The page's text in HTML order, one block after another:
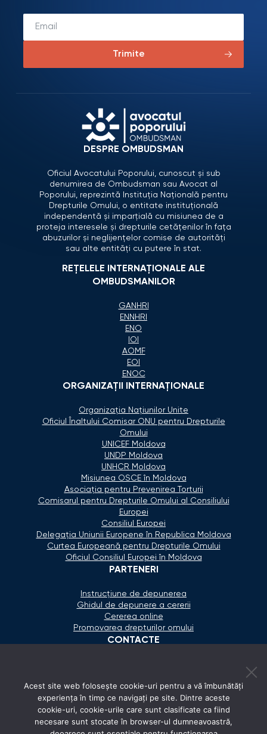
Trimite
DESPRE OMBUDSMAN
Oficiul Avocatului Poporului, cunoscut și sub
denumirea de Ombudsman sau Avocat al
Poporului, reprezintă Instituția Națională pentru
Drepturile Omului, o entitate instituțională
independentă și imparțială cu misiunea de a
proteja interesele și drepturile cetățenilor în fața
abuzurilor și neglijențelor comise de autorități
sau alte entități cu putere în stat.
REȚELELE INTERNAȚIONALE ALE
OMBUDSMANILOR
GANHRI
ENNHRI
ENO
IOI
AOMF
EOI
ENOC
ORGANIZAŢII INTERNAŢIONALE
Organizaţia Naţiunilor Unite
Oficiul Înaltului Comisar ONU pentru Drepturile
Omului
UNICEF Moldova
UNDP Moldova
UNHCR Moldova
Misiunea OSCE în Moldova
Asociaţia pentru Prevenirea Torturii
Comisarul pentru Drepturile Omului al Consiliului
Europei
Consiliul Europei
Delegaţia Uniunii Europene în Republica Moldova
Curtea Europeană pentru Drepturile Omului
Oficiul Consiliul Europei în Moldova
PARTENERI
Instrucțiune de depunerea
Ghidul de depunere a cererii
Cererea online
Promovarea drepturilor omului
CONTACTE
secretariat@ombudsman.md
Strada Calea Ieşilor 11/3, Chişinău
Luni - Vineri: 08:00 - 17:00
Acest site web folosește cookie-uri pentru a vă îmbunătăți
experiența în timp ce navigați pe site. Dintre aceste
cookie-uri, cookie-urile care sunt clasificate ca fiind
necesare sunt stocate în browser-ul dumneavoastră,